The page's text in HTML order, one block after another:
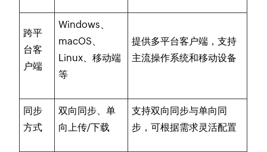
跨平
台客
户端
Windows、
macOS、
Linux、移动端
等
提供多平台客户端，支持
主流操作系统和移动设备
同步
方式
双向同步、单
向上传/下载
支持双向同步与单向同
步，可根据需求灵活配置